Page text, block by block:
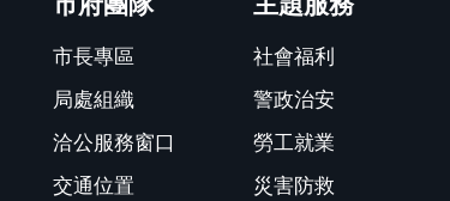
市長專區
局處組織
洽公服務窗口
交通位置
社會福利
警政治安
勞工就業
災害防救